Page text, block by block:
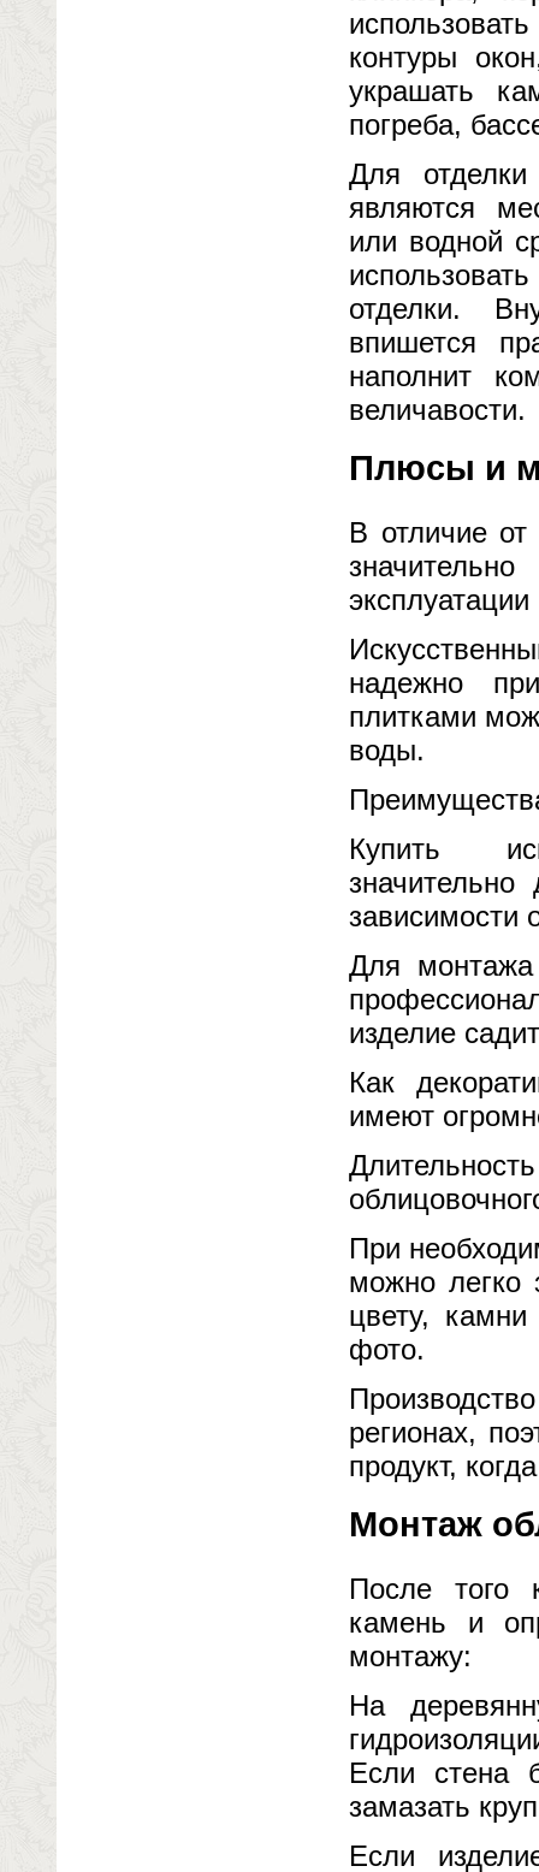
контуры
украшать
погреба,
Для
являются
или водной
отделки.
впишется
наполнит
величавости.
Плюсы и
В отличие от
надежно
плитками
воды.
Купить
зависимости
Для монтажа
изделие
Как
имеют
При
можно легко
цвету,
фото.
регионах,
продукт,
Монтаж
После того
камень и
монтажу:
На
Если стена
замазать
Если